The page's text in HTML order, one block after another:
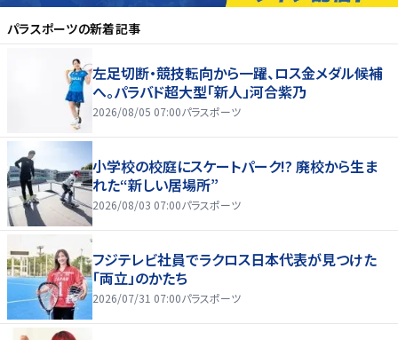
パラスポーツの新着記事
左足切断・競技転向から一躍、ロス金メダル候補
へ。パラバド超大型「新人」河合紫乃
2026/08/05 07:00パラスポーツ
小学校の校庭にスケートパーク!? 廃校から生ま
れた“新しい居場所”
2026/08/03 07:00パラスポーツ
フジテレビ社員でラクロス日本代表が見つけた
「両立」のかたち
2026/07/31 07:00パラスポーツ